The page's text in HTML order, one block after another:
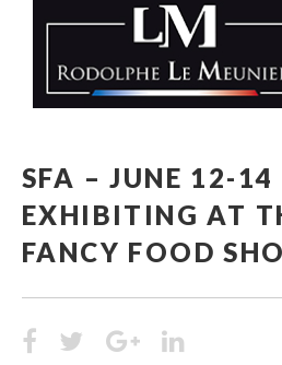
SFA – JUNE 12-14
EXHIBITING AT
FANCY FOOD